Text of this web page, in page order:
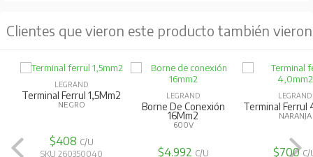
Clientes que vieron este producto también vieron
LEGRAND
Terminal Ferrul 1,5Mm2
NEGRO
$408 C/U
SKU 260350040
LEGRAND
Borne De Conexión
16Mm2
600V
$4.992 C/U
LEGRAND
Terminal Ferrul
NARANJA
$700C/